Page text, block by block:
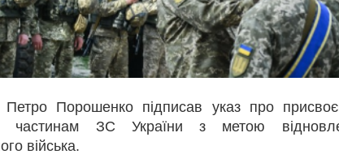
Петро Порошенко підписав указ про
частинам ЗС України з метою
війська.